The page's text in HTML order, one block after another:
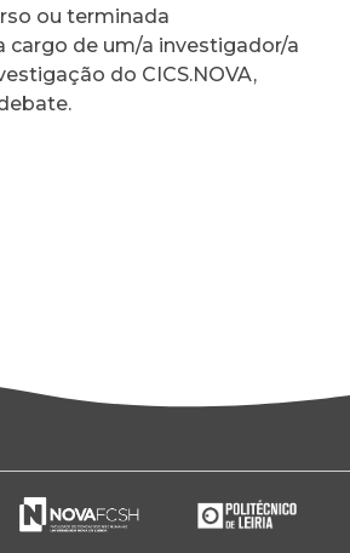
ou terminada
cargo de um/a investigador/a
do CICS.NOVA,